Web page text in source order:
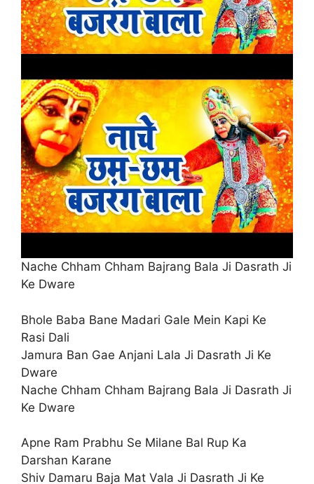
Nache Chham Chham Bajrang Bala Ji Dasrath Ji
Ke Dware
Bhole Baba Bane Madari Gale Mein Kapi Ke
Rasi Dali
Jamura Ban Gae Anjani Lala Ji Dasrath Ji Ke
Dware
Nache Chham Chham Bajrang Bala Ji Dasrath Ji
Ke Dware
Apne Ram Prabhu Se Milane Bal Rup Ka
Darshan Karane
Shiv Damaru Baja Mat Vala Ji Dasrath Ji Ke